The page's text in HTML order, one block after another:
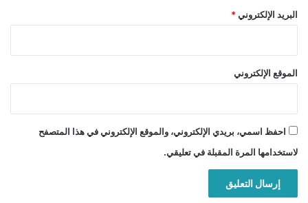
البريد الإلكتروني *
الموقع الإلكتروني
احفظ اسمي، بريدي الإلكتروني، والموقع الإلكتروني في هذا المتصفح
لاستخدامها المرة المقبلة في تعليقي.